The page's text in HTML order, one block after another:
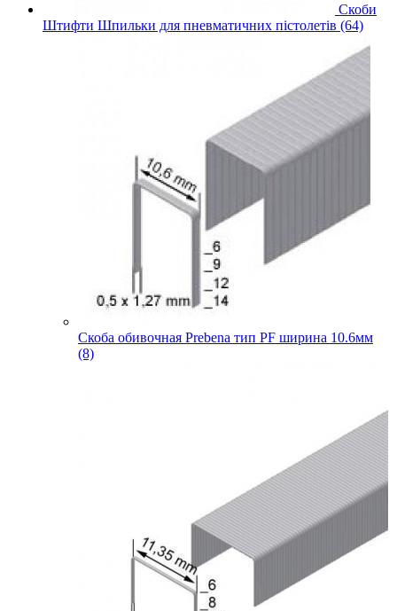
Скоби
Штифти Шпильки для пневматичних пістолетів (64)
Скоба обивочная Prebena тип PF ширина 10.6мм
(8)